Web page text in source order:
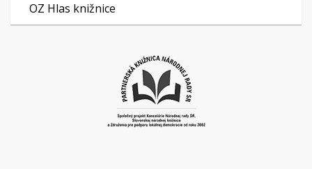
OZ Hlas knižnice